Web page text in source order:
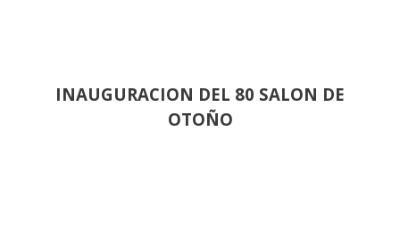
INAUGURACION DEL 80 SALON DE
OTOÑO